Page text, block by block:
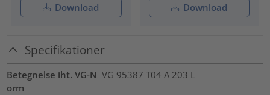
Download Download
Specifikationer
Betegnelse iht. VG-N
orm
VG 95387 T04 A 203 L